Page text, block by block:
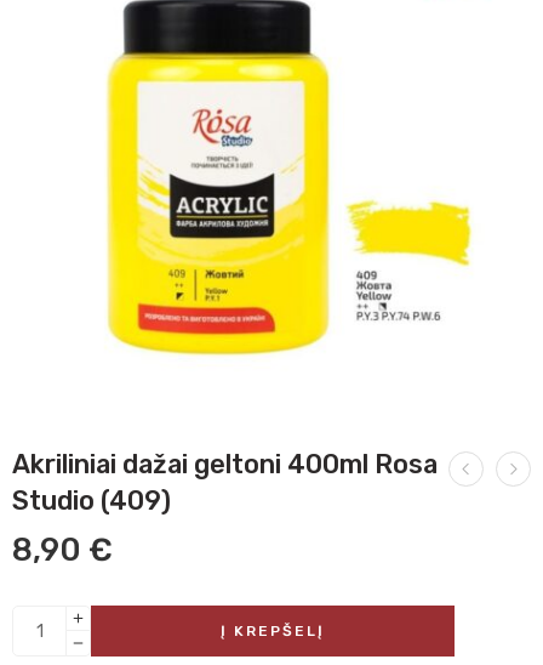
Akriliniai dažai geltoni 400ml Rosa
Studio (409)
8,90 €
Į KREPŠELĮ